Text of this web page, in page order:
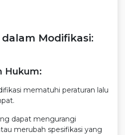
Modifikasi:
Hukum:
mematuhi peraturan lalu
dapat mengurangi
merubah spesifikasi yang